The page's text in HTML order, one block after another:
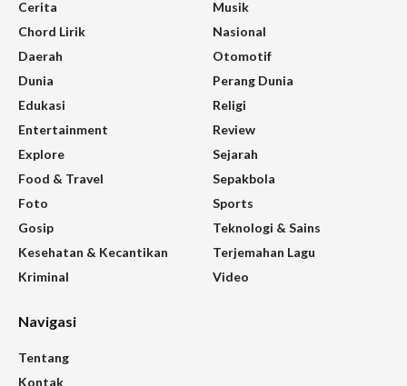
Cerita
Chord Lirik
Daerah
Dunia
Edukasi
Entertainment
Explore
Food & Travel
Foto
Gosip
Kesehatan & Kecantikan
Kriminal
Musik
Nasional
Otomotif
Perang Dunia
Religi
Review
Sejarah
Sepakbola
Sports
Teknologi & Sains
Terjemahan Lagu
Video
Navigasi
Tentang
Kontak